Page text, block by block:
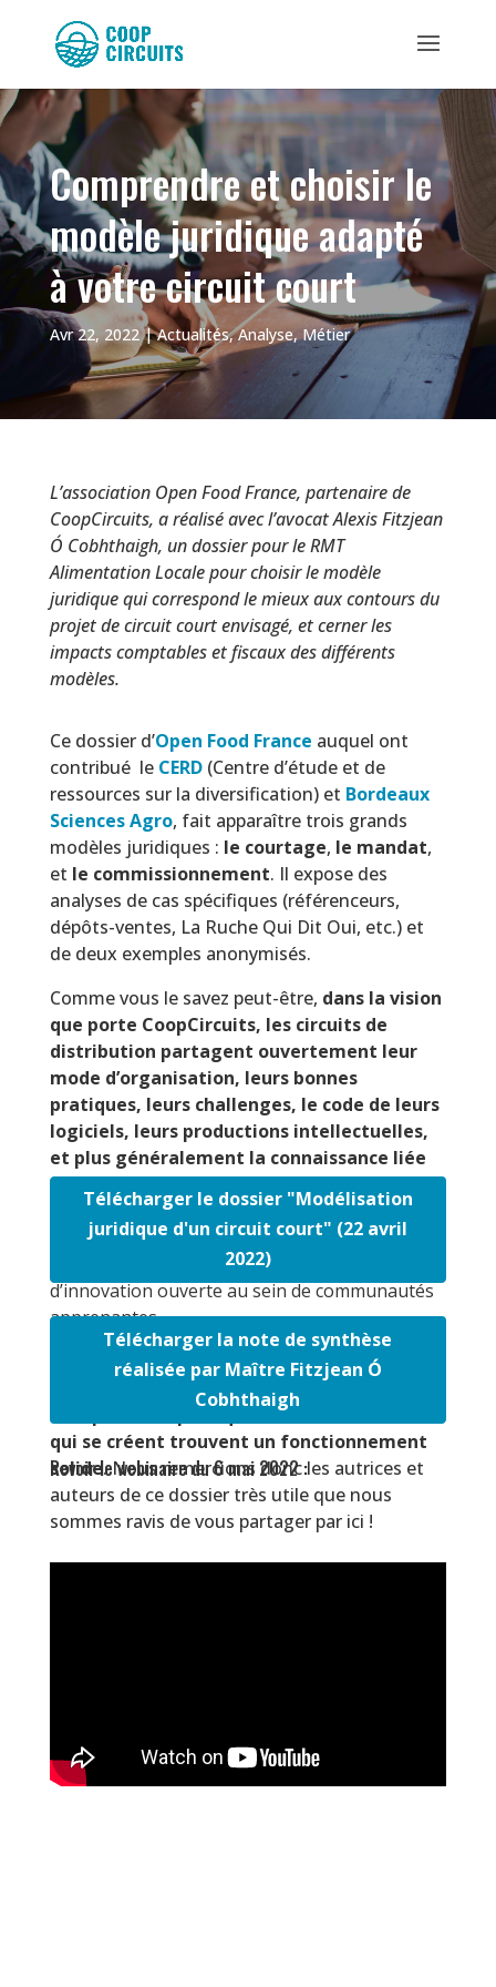
Comprendre et choisir le
modèle juridique adapté
à votre circuit court
Avr 22, 2022|Actualités,Analyse,Métier
L’association Open Food France, partenaire de
CoopCircuits, a réalisé avec l’avocat Alexis Fitzjean
Ó Cobhthaigh, un dossier pour le RMT
Alimentation Locale pour choisir le modèle
juridique qui correspond le mieux aux contours du
projet de circuit court envisagé, et cerner les
impacts comptables et fiscaux des différents
modèles.
Ce dossier d’Open Food France auquel ont
contribué le CERD (Centre d’étude et de
ressources sur la diversification) et Bordeaux
Sciences Agro, fait apparaître trois grands
modèles juridiques : le courtage, le mandat,
et le commissionnement. Il expose des
analyses de cas spécifiques (référenceurs,
dépôts-ventes, La Ruche Qui Dit Oui, etc.) et
de deux exemples anonymisés.
Comme vous le savez peut-être, dans la vision
que porte CoopCircuits, les circuits de
distribution partagent ouvertement leur
mode d’organisation, leurs bonnes
pratiques, leurs challenges, le code de leurs
logiciels, leurs productions intellectuelles,
et plus généralement la connaissance liée
de près ou de loin aux activités de
distribution. Ainsi, les uns apprennent des
autres en permanence, et construisent
ensemble, créant des cercles vertueux
d’innovation ouverte au sein de communautés
apprenantes.
Ce dossier fait partie de cepartage de
connaissances qui nous semble
indispensable pour que les circuits courts
qui se créent trouvent un fonctionnement
solide. Nous remercions donc les autrices et
auteurs de ce dossier très utile que nous
sommes ravis de vous partager par ici !
Télécharger le dossier "Modélisation
juridique d'un circuit court" (22 avril
2022)
Télécharger la note de synthèse
réalisée par Maître Fitzjean Ó
Cobhthaigh
Revoir le webinaire du 6 mai 2022 :